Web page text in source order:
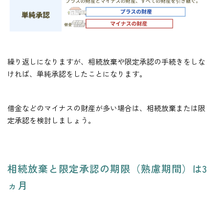
繰り返しになりますが、相続放棄や限定承認の手続きをしな
ければ、単純承認をしたことになります。
借金などのマイナスの財産が多い場合は、相続放棄または限
定承認を検討しましょう。
相続放棄と限定承認の期限（熟慮期間）は3
ヵ月